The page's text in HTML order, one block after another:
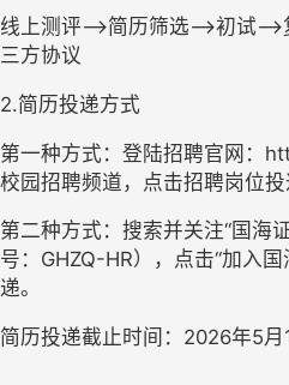
线上测评—>简历筛选—>初试
三方协议
2.简历投递方式
第一种方式：登陆招聘官网：
校园招聘频道，点击招聘岗位投
第二种方式：搜索并关注“国海
号：GHZQ-HR），点击“加入
递。
简历投递截止时间： 2026年5月